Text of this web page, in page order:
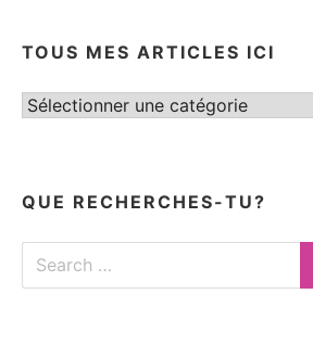
TOUS MES ARTICLES ICI
Tous
QUE RECHERCHES-TU?
Search